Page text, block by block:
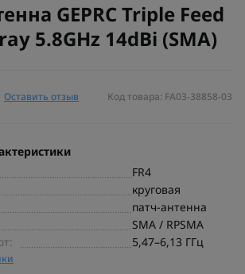
GEPRC Triple Feed
5.8GHz 14dBi (SMA)
Оставить отзыв Код товара: FA03-38858-03
FR4
круговая
патч-антенна
SMA / RPSMA
5,47–6,13 ГГц